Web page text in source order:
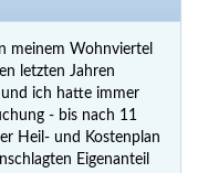
meinem Wohnviertel
letzten Jahren
ich hatte immer
- bis nach 11
Heil- und Kostenplan
Eigenanteil